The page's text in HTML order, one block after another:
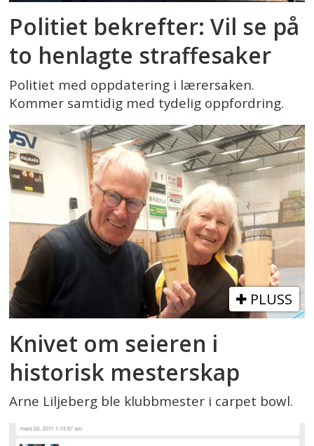
Politiet bekrefter: Vil se på
to henlagte straffesaker
Politiet med oppdatering i lærersaken.
Kommer samtidig med tydelig oppfordring.
PLUSS
Knivet om seieren i
historisk mesterskap
Arne Liljeberg ble klubbmester i carpet bowl.